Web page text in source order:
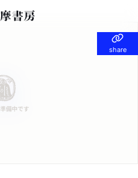
share
share